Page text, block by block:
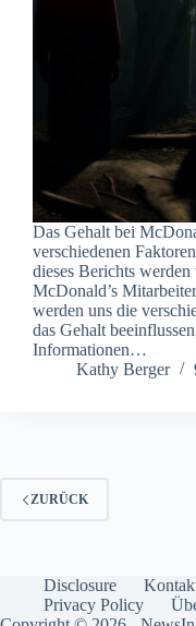
Das Gehalt bei
verschiedenen
dieses Berichts
McDonald’s
werden uns die
das Gehalt
Informationen…
Kathy Berger
ZURÜCK
Disclosure
Privacy Policy